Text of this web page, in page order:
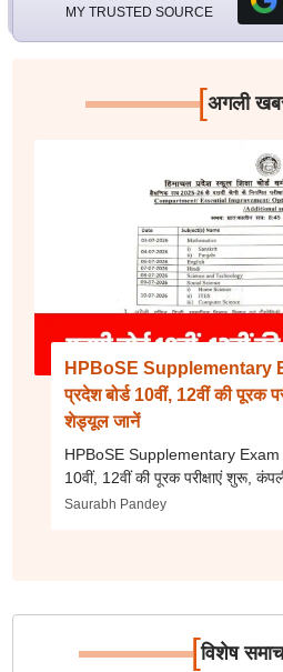
MY TRUSTED SOURCE
[अगली
HPBoSE Supplementary
प्रदेश बोर्ड 10वीं, 12वीं की पूरक
शेड्यूल जानें
HPBoSE Supplementary Exam
10वीं, 12वीं की पूरक परीक्षाएं शुरू,
Saurabh Pandey
[विशेष